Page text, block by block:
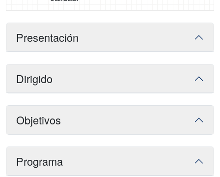
Presentación
Dirigido
Objetivos
Programa